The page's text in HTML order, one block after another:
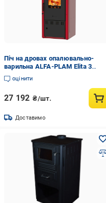
Піч на дровах опалювально-
варильна ALFA-PLAM Elita 3
Червоний (11439108)
оцінити
27 192 ₴/шт.
Доставимо